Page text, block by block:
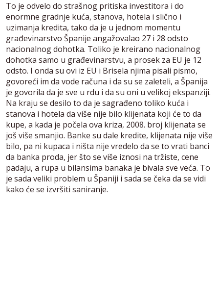
To je odvelo do strašnog pritiska investitora i do
enormne gradnje kuća, stanova, hotela i slično i
uzimanja kredita, tako da je u jednom momentu
građevinarstvo Španije angažovalao 27 i 28 odsto
nacionalnog dohotka. Toliko je kreirano nacionalnog
dohotka samo u građevinarstvu, a prosek za EU je 12
odsto. I onda su ovi iz EU i Brisela njima pisali pismo,
govoreći im da vode računa i da su se zaleteli, a Španija
je govorila da je sve u rdu i da su oni u velikoj ekspanziji.
Na kraju se desilo to da je sagrađeno toliko kuća i
stanova i hotela da više nije bilo klijenata koji će to da
kupe, a kada je počela ova kriza, 2008. broj klijenata se
još više smanjio. Banke su dale kredite, klijenata nije više
bilo, pa ni kupaca i ništa nije vredelo da se to vrati banci
da banka proda, jer što se više iznosi na tržiste, cene
padaju, a rupa u bilansima banaka je bivala sve veća. To
je sada veliki problem u Španiji i sada se čeka da se vidi
kako će se izvršiti saniranje.